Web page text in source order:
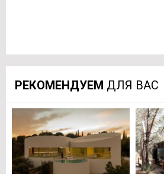
РЕКОМЕНДУЕМ ДЛЯ ВАС